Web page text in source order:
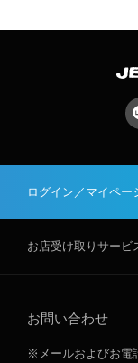
ログイン／マイペー
お店受け取りサービ
お問い合わせ
※メールおよびお電